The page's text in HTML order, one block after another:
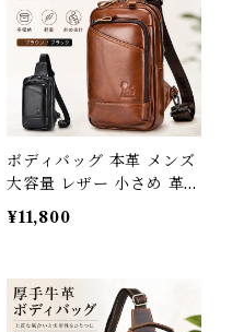
ボディバッグ 本革 メンズ
大容量 レザー 小さめ 革
ワンショルダーバッグ 斜
めがけ かっこいい ブラン
牛革 オイルレザー iPadm
ini ボディーバッグ バック
カバン 鞄 かばん 大きめ
¥11,800